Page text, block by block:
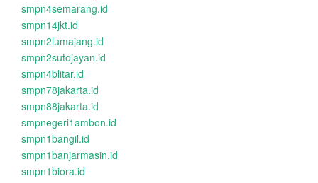
smpn4semarang.id
smpn14jkt.id
smpn2lumajang.id
smpn2sutojayan.id
smpn4blitar.id
smpn78jakarta.id
smpn88jakarta.id
smpnegeri1ambon.id
smpn1bangil.id
smpn1banjarmasin.id
smpn1biora.id